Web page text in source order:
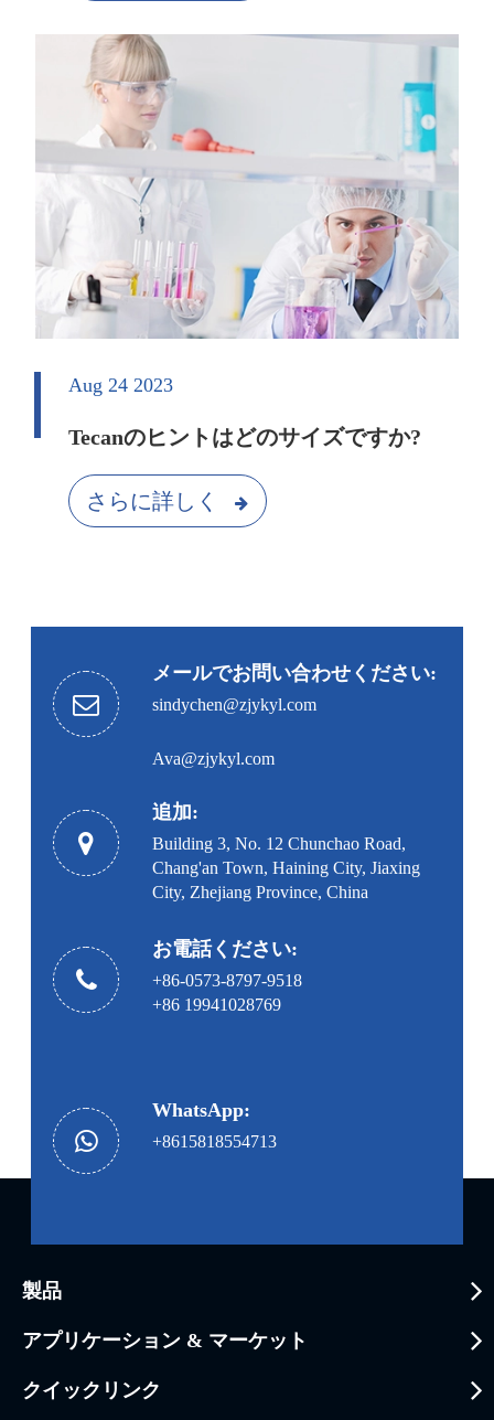
Aug 24 2023
Tecanのヒントはどのサイズですか?
さらに詳しく
メールでお問い合わせください:
sindychen@zjykyl.com
Ava@zjykyl.com
追加:
Building 3, No. 12 Chunchao Road,
Chang'an Town, Haining City, Jiaxing
City, Zhejiang Province, China
お電話ください:
+86-0573-8797-9518
+86 19941028769
WhatsApp:
+8615818554713
製品
アプリケーション & マーケット
クイックリンク